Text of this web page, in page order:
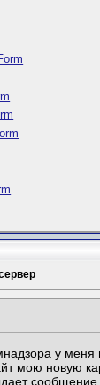
у меня
мою новую